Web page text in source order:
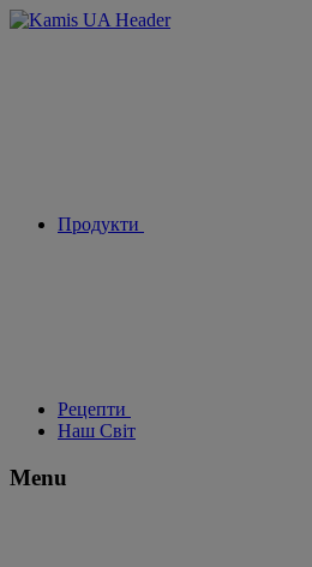
Продукти
Рецепти
Наш Світ
Menu